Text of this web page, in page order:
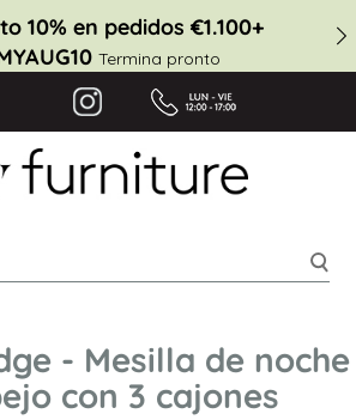
10% en pedidos €1.100+
Termina pronto
- Mesilla de noche
con 3 cajones